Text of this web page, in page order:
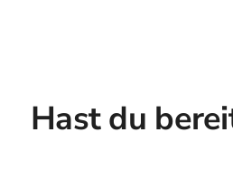
Hast du